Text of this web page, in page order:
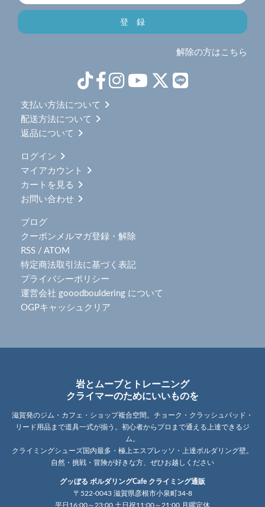
解除の方はこちら
支払い方法について
配送方法について
返品について
ログイン
マイアカウント
カートを見る
お問い合わせ
ブログ
クーポンメルマガ登録・解除
RSS / ATOM
特定商法取引法に基づく表記
プライバシーポリシー
運営会社 gooodbouldering について
OGPキャッシュクリア
岩とムーブとトレーニング
クライマーのためにいいものを
滋賀発のジム・カフェ・ショップ複合空間。チョーク・クラッシュパッド・
リード用品まで道具一式が揃う。初心者からプロまで通える上達できるジ
ム。
クライミングシューズ国内最多・極上エスプレッソ・上達ボルダリング壁。
自然・挑戦・冒険が好きな方、ぜひお越しください
グッぼる ボルダリングCafe クライミング通販
〒522-0043 滋賀県彦根市小泉町34-8
平日16:00～23:00 土日祝11:00～21:00 月曜定休